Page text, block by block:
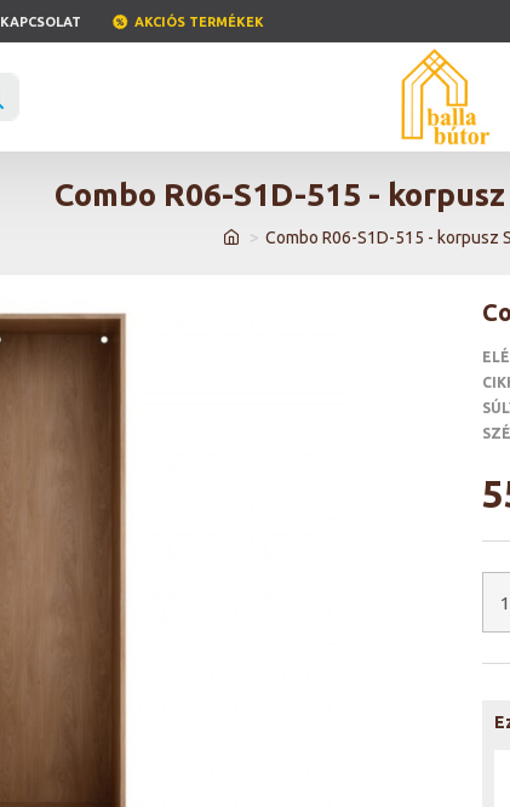
KAPCSOLAT AKCIÓS TERMÉKEK
Combo R06-S1D-515 - korpusz
Combo R06-S1D-515 -